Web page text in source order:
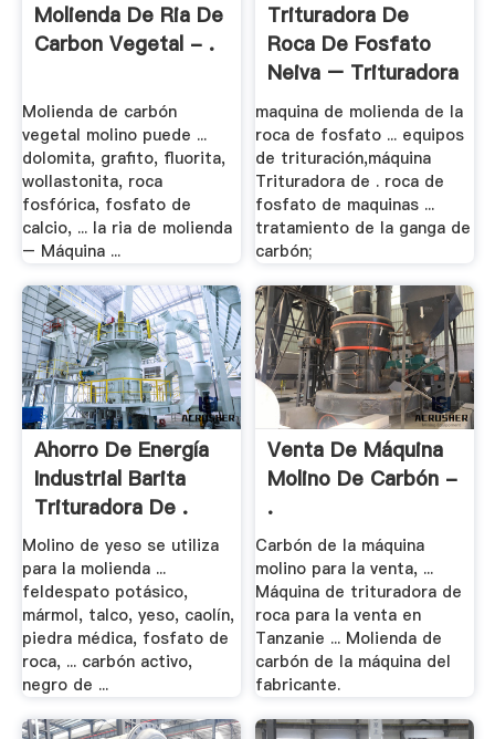
Molienda De Ria De
Carbon Vegetal - .
Molienda de carbón
vegetal molino puede ...
dolomita, grafito, fluorita,
wollastonita, roca
fosfórica, fosfato de
calcio, ... la ria de molienda
– Máquina ...
Trituradora De
Roca De Fosfato
Neiva – Trituradora
.
maquina de molienda de la
roca de fosfato ... equipos
de trituración,máquina
Trituradora de . roca de
fosfato de maquinas ...
tratamiento de la ganga de
carbón;
Ahorro De Energía
Industrial Barita
Trituradora De .
Molino de yeso se utiliza
para la molienda ...
feldespato potásico,
mármol, talco, yeso, caolín,
piedra médica, fosfato de
roca, ... carbón activo,
negro de ...
Venta De Máquina
Molino De Carbón -
.
Carbón de la máquina
molino para la venta, ...
Máquina de trituradora de
roca para la venta en
Tanzanie ... Molienda de
carbón de la máquina del
fabricante.